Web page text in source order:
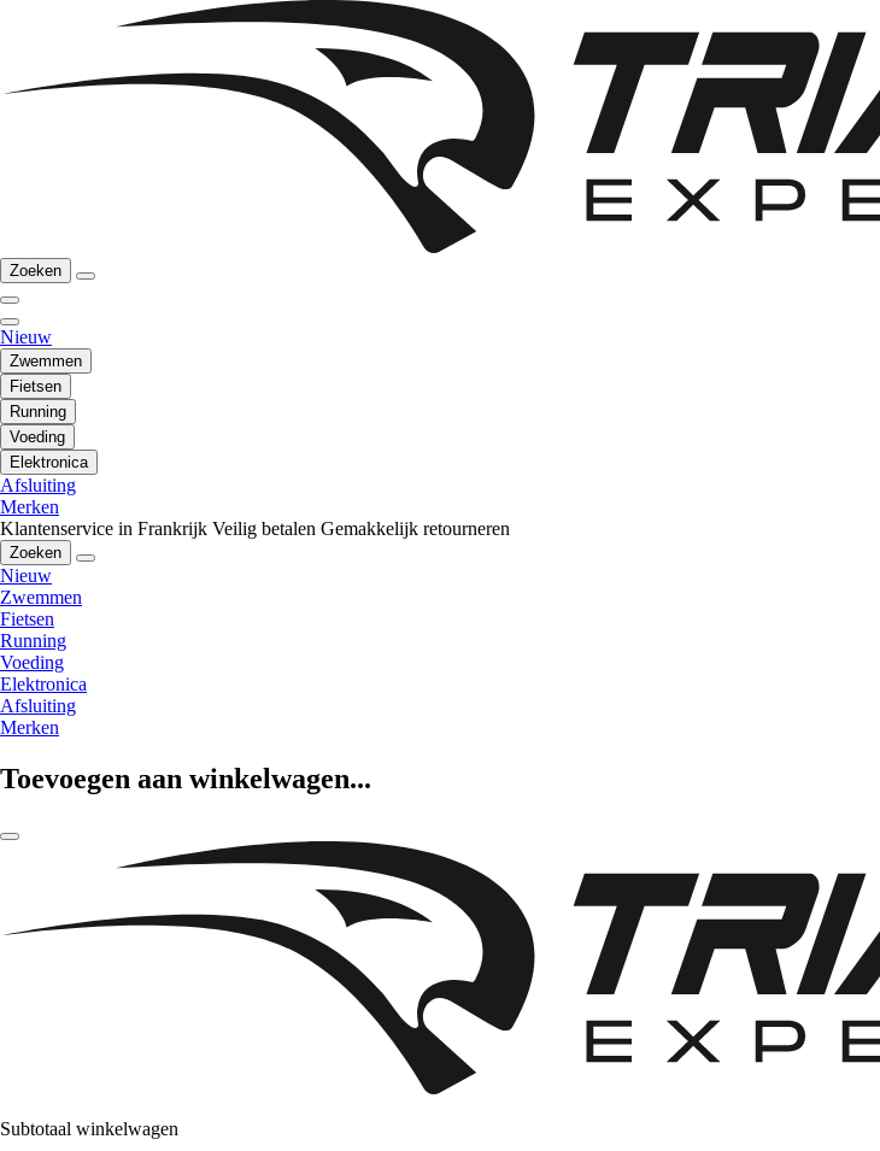
Zoeken
Nieuw
Zwemmen
Fietsen
Running
Voeding
Elektronica
Afsluiting
Merken
Klantenservice in Frankrijk Veilig betalen Gemakkelijk retourneren
Zoeken
Nieuw
Zwemmen
Fietsen
Running
Voeding
Elektronica
Afsluiting
Merken
Toevoegen aan winkelwagen...
Subtotaal winkelwagen